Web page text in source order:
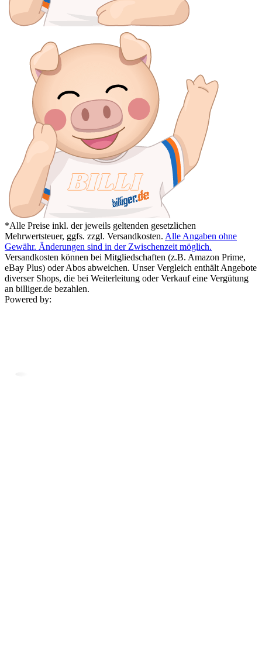
*Alle Preise inkl. der jeweils geltenden gesetzlichen
Mehrwertsteuer, ggfs. zzgl. Versandkosten. Alle Angaben ohne
Gewähr. Änderungen sind in der Zwischenzeit möglich.
Versandkosten können bei Mitgliedschaften (z.B. Amazon Prime,
eBay Plus) oder Abos abweichen. Unser Vergleich enthält Angebote
diverser Shops, die bei Weiterleitung oder Verkauf eine Vergütung
an billiger.de bezahlen.
Powered by: